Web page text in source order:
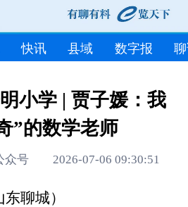
快讯 县域 数字报
小学 | 贾子媛：我
”的数学老师
众号 2026-07-06 09:30:51
聊城）